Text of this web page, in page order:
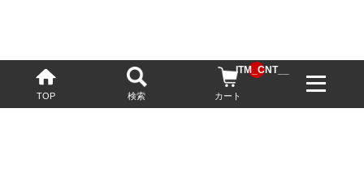
TOP 検索 カート
__ITM_CNT__